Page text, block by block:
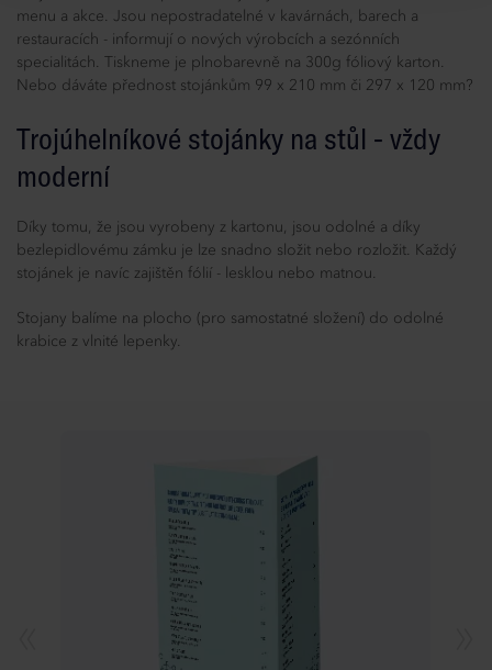
menu a akce. Jsou nepostradatelné v kavárnách, barech a
restauracích - informují o nových výrobcích a sezónních
specialitách. Tiskneme je plnobarevně na 300g fóliový karton.
Nebo dáváte přednost stojánkům 99 x 210 mm či 297 x 120 mm?
Trojúhelníkové stojánky na stůl - vždy
moderní
Díky tomu, že jsou vyrobeny z kartonu, jsou odolné a díky
bezlepidlovému zámku je lze snadno složit nebo rozložit. Každý
stojánek je navíc zajištěn fólií - lesklou nebo matnou.
Stojany balíme na plocho (pro samostatné složení) do odolné
krabice z vlnité lepenky.